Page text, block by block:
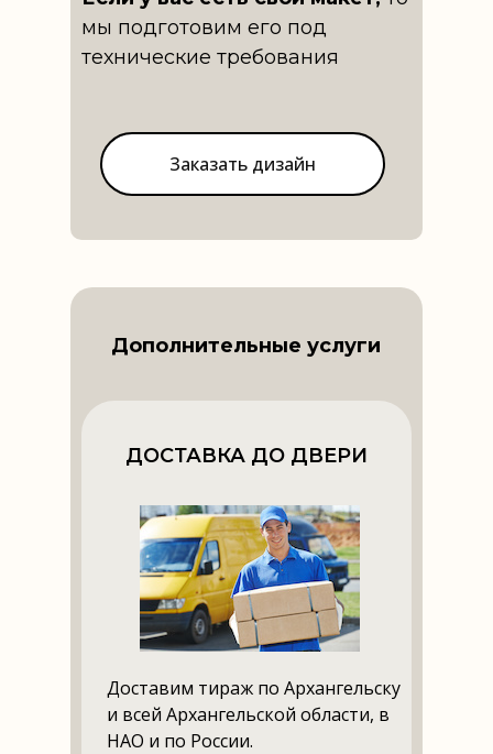
мы подготовим его под
технические требования
Заказать дизайн
Доставим тираж по Архангельску
и всей Архангельской области, в
НАО и по России.
ДОСТАВКА ДО ДВЕРИ
Дополнительные услуги